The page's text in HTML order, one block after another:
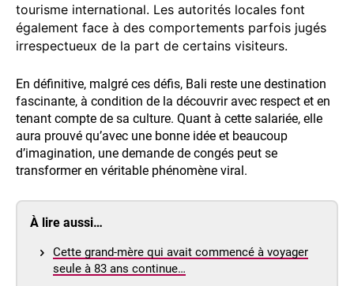
tourisme international. Les autorités locales font
également face à des comportements parfois jugés
irrespectueux de la part de certains visiteurs.
En définitive, malgré ces défis, Bali reste une destination
fascinante, à condition de la découvrir avec respect et en
tenant compte de sa culture. Quant à cette salariée, elle
aura prouvé qu’avec une bonne idée et beaucoup
d’imagination, une demande de congés peut se
transformer en véritable phénomène viral.
À lire aussi…
Cette grand-mère qui avait commencé à voyager
seule à 83 ans continue…